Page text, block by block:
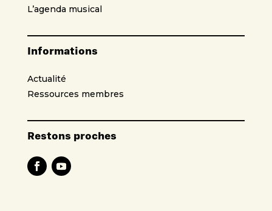
L’agenda musical
Informations
Actualité
Ressources membres
Restons proches